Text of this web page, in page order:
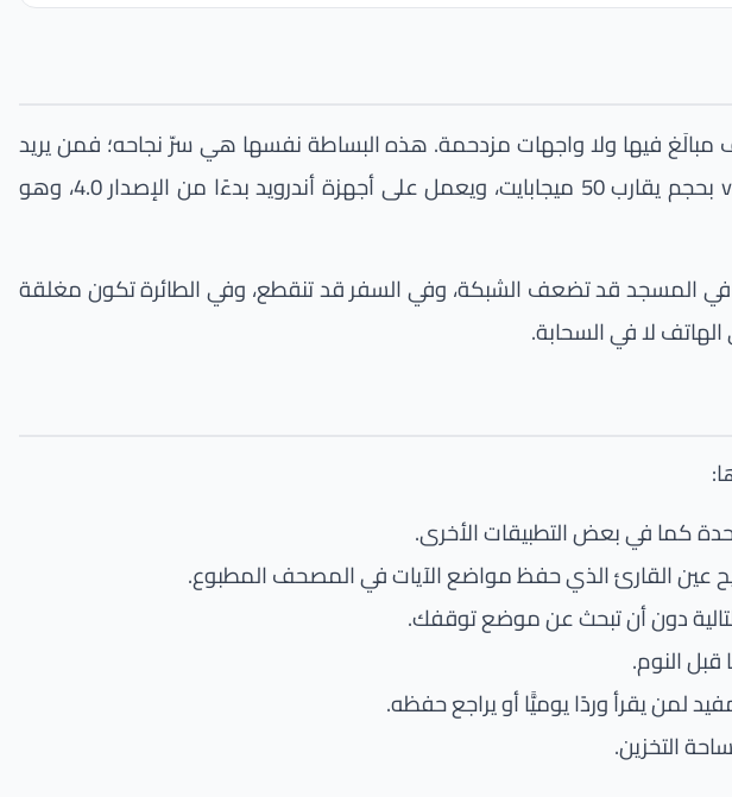
فيها ولا واجهات مزدحمة. هذه البساطة نفسها هي سرّ نجاحه؛ فمن يريد
القراءة يفتحه ويبدأ فورًا دون أن تشتّته قوائم طويلة أو خيارات لا يحتاجها. الإصدار الحالي هو v9.3 بحجم يقارب 50 ميجابايت، ويعمل على أجهزة أندرويد بدءًا من الإصدار 4.0، وهو
في المسجد قد تضعف الشبكة، وفي السفر قد تنقطع، وفي الطائرة تكون مغلقة
لا في السحابة.
كما في بعض التطبيقات الأخرى.
عين القارئ الذي حفظ مواضع الآيات في المصحف المطبوع.
دون أن تبحث عن موضع توقفك.
النوم.
يقرأ وردًا يوميًّا أو يراجع حفظه.